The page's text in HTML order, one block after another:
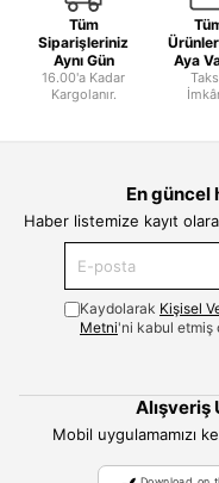
Tüm
Siparişleriniz
Aynı Gün
16.00'a Kadar
Kargolanır.
Aya
En güncel
Haber listemize kayıt
Kaydolarak Kişisel
Metni'ni kabul etmiş
Alışveriş
Mobil uygulamamızı